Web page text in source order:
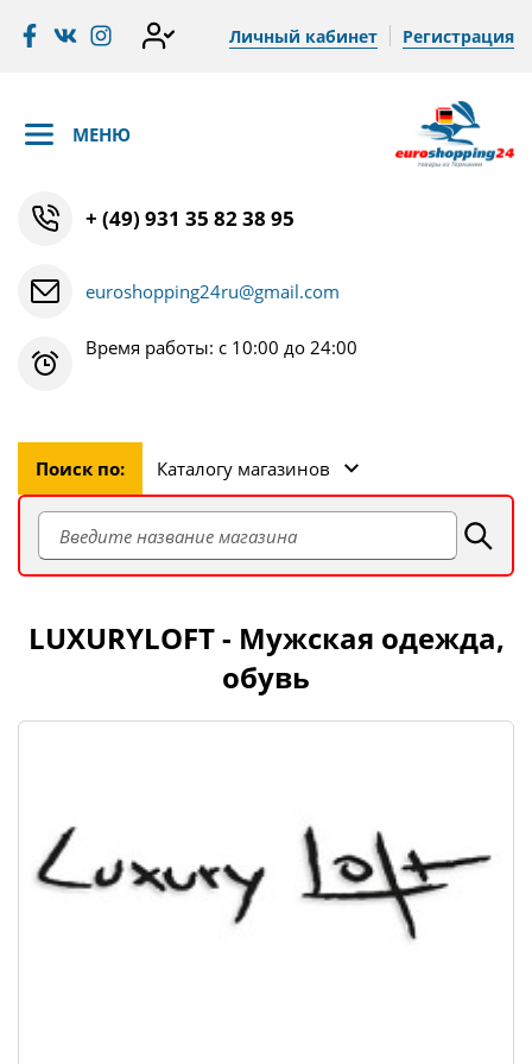
Личный кабинет Регистрация
МЕНЮ
+ (49) 931 35 82 38 95
euroshopping24ru@gmail.com
Время работы: с 10:00 до 24:00
Поиск по: Каталогу магазинов
LUXURYLOFT - Мужская одежда,
обувь